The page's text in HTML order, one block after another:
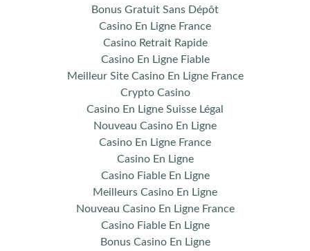
Bonus Gratuit Sans Dépôt
Casino En Ligne France
Casino Retrait Rapide
Casino En Ligne Fiable
Meilleur Site Casino En Ligne France
Crypto Casino
Casino En Ligne Suisse Légal
Nouveau Casino En Ligne
Casino En Ligne France
Casino En Ligne
Casino Fiable En Ligne
Meilleurs Casino En Ligne
Nouveau Casino En Ligne France
Casino Fiable En Ligne
Bonus Casino En Ligne